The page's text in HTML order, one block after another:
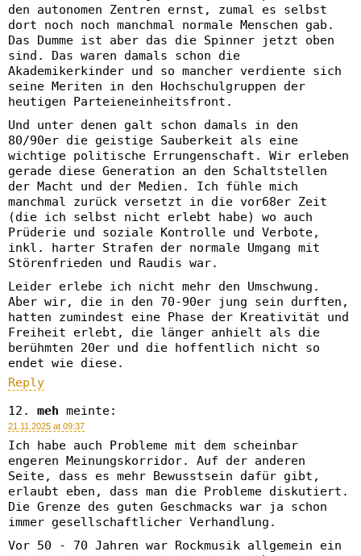
den autonomen Zentren ernst, zumal es selbst
dort noch noch manchmal normale Menschen gab.
Das Dumme ist aber das die Spinner jetzt oben
sind. Das waren damals schon die
Akademikerkinder und so mancher verdiente sich
seine Meriten in den Hochschulgruppen der
heutigen Parteieneinheitsfront.
Und unter denen galt schon damals in den
80/90er die geistige Sauberkeit als eine
wichtige politische Errungenschaft. Wir erleben
gerade diese Generation an den Schaltstellen
der Macht und der Medien. Ich fühle mich
manchmal zurück versetzt in die vor68er Zeit
(die ich selbst nicht erlebt habe) wo auch
Prüderie und soziale Kontrolle und Verbote,
inkl. harter Strafen der normale Umgang mit
Störenfrieden und Raudis war.
Leider erlebe ich nicht mehr den Umschwung.
Aber wir, die in den 70-90er jung sein durften,
hatten zumindest eine Phase der Kreativität und
Freiheit erlebt, die länger anhielt als die
berühmten 20er und die hoffentlich nicht so
endet wie diese.
Reply
meh meinte:
21.11.2025 at 09:37
Ich habe auch Probleme mit dem scheinbar
engeren Meinungskorridor. Auf der anderen
Seite, dass es mehr Bewusstsein dafür gibt,
erlaubt eben, dass man die Probleme diskutiert.
Die Grenze des guten Geschmacks war ja schon
immer gesellschaftlicher Verhandlung.
Vor 50 - 70 Jahren war Rockmusik allgemein ein